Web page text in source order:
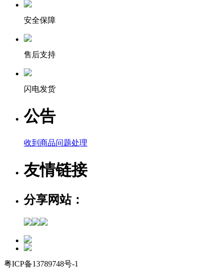
安全保障
售后支持
闪电发货
公告
收到商品问题处理
友情链接
分享网站：
粤ICP备13789748号-1